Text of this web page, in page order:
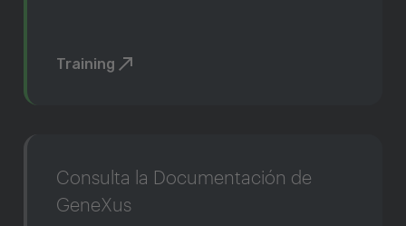
Training
Consulta la Documentación de
GeneXus